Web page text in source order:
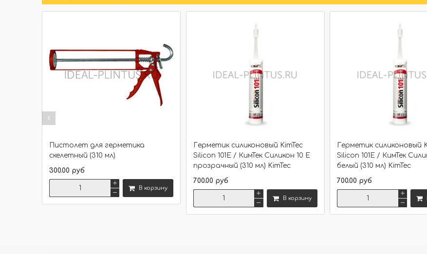
Пистолет для герметика
скелетный (310 мл)
300.00 руб
В корзину
Герметик силиконовый KimTec
Silicon 101E / КимТек Силикон 10 Е
прозрачный (310 мл) KimTec
700.00 руб
В корзину
Герметик силиконовый
Silicon 101E / КимТек
белый (310 мл) KimTec
700.00 руб